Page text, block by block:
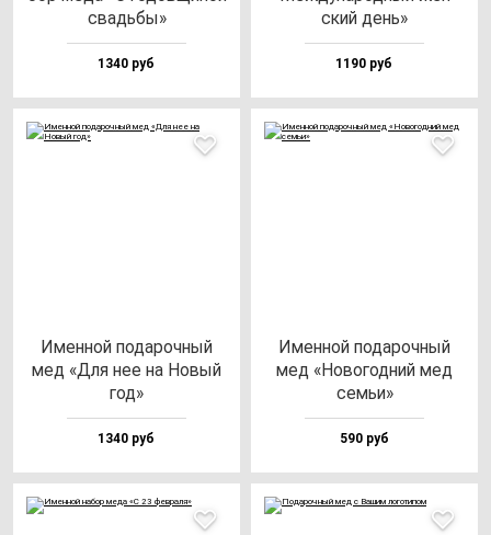
свадь­бы»
1340 руб
ский день»
1190 руб
Имен­ной по­да­роч­ный
мед «Для нее на Новый
год»
1340 руб
Имен­ной по­да­роч­ный
мед «Ново­год­ний мед
семьи»
590 руб